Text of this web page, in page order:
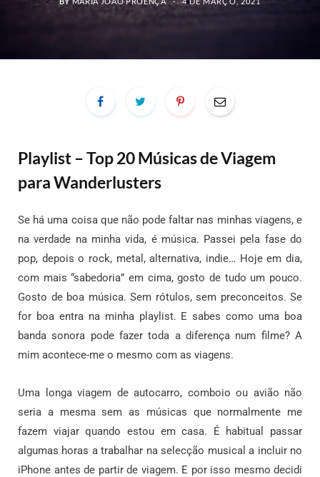
Playlist – Top 20 Músicas de Viagem
para Wanderlusters
Se há uma coisa que não pode faltar nas minhas viagens, e
na verdade na minha vida, é música. Passei pela fase do
pop, depois o rock, metal, alternativa, indie… Hoje em dia,
com mais “sabedoria” em cima, gosto de tudo um pouco.
Gosto de boa música. Sem rótulos, sem preconceitos. Se
for boa entra na minha playlist. E sabes como uma boa
banda sonora pode fazer toda a diferença num filme? A
mim acontece-me o mesmo com as viagens.
Uma longa viagem de autocarro, comboio ou avião não
seria a mesma sem as músicas que normalmente me
fazem viajar quando estou em casa. É habitual passar
algumas horas a trabalhar na selecção musical a incluir no
iPhone antes de partir de viagem. E por isso mesmo decidi